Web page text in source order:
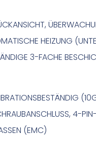
HEIZUNG
3-FACHE
4-
(EMC)